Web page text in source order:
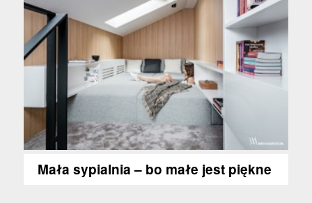
Mała sypialnia – bo małe jest piękne